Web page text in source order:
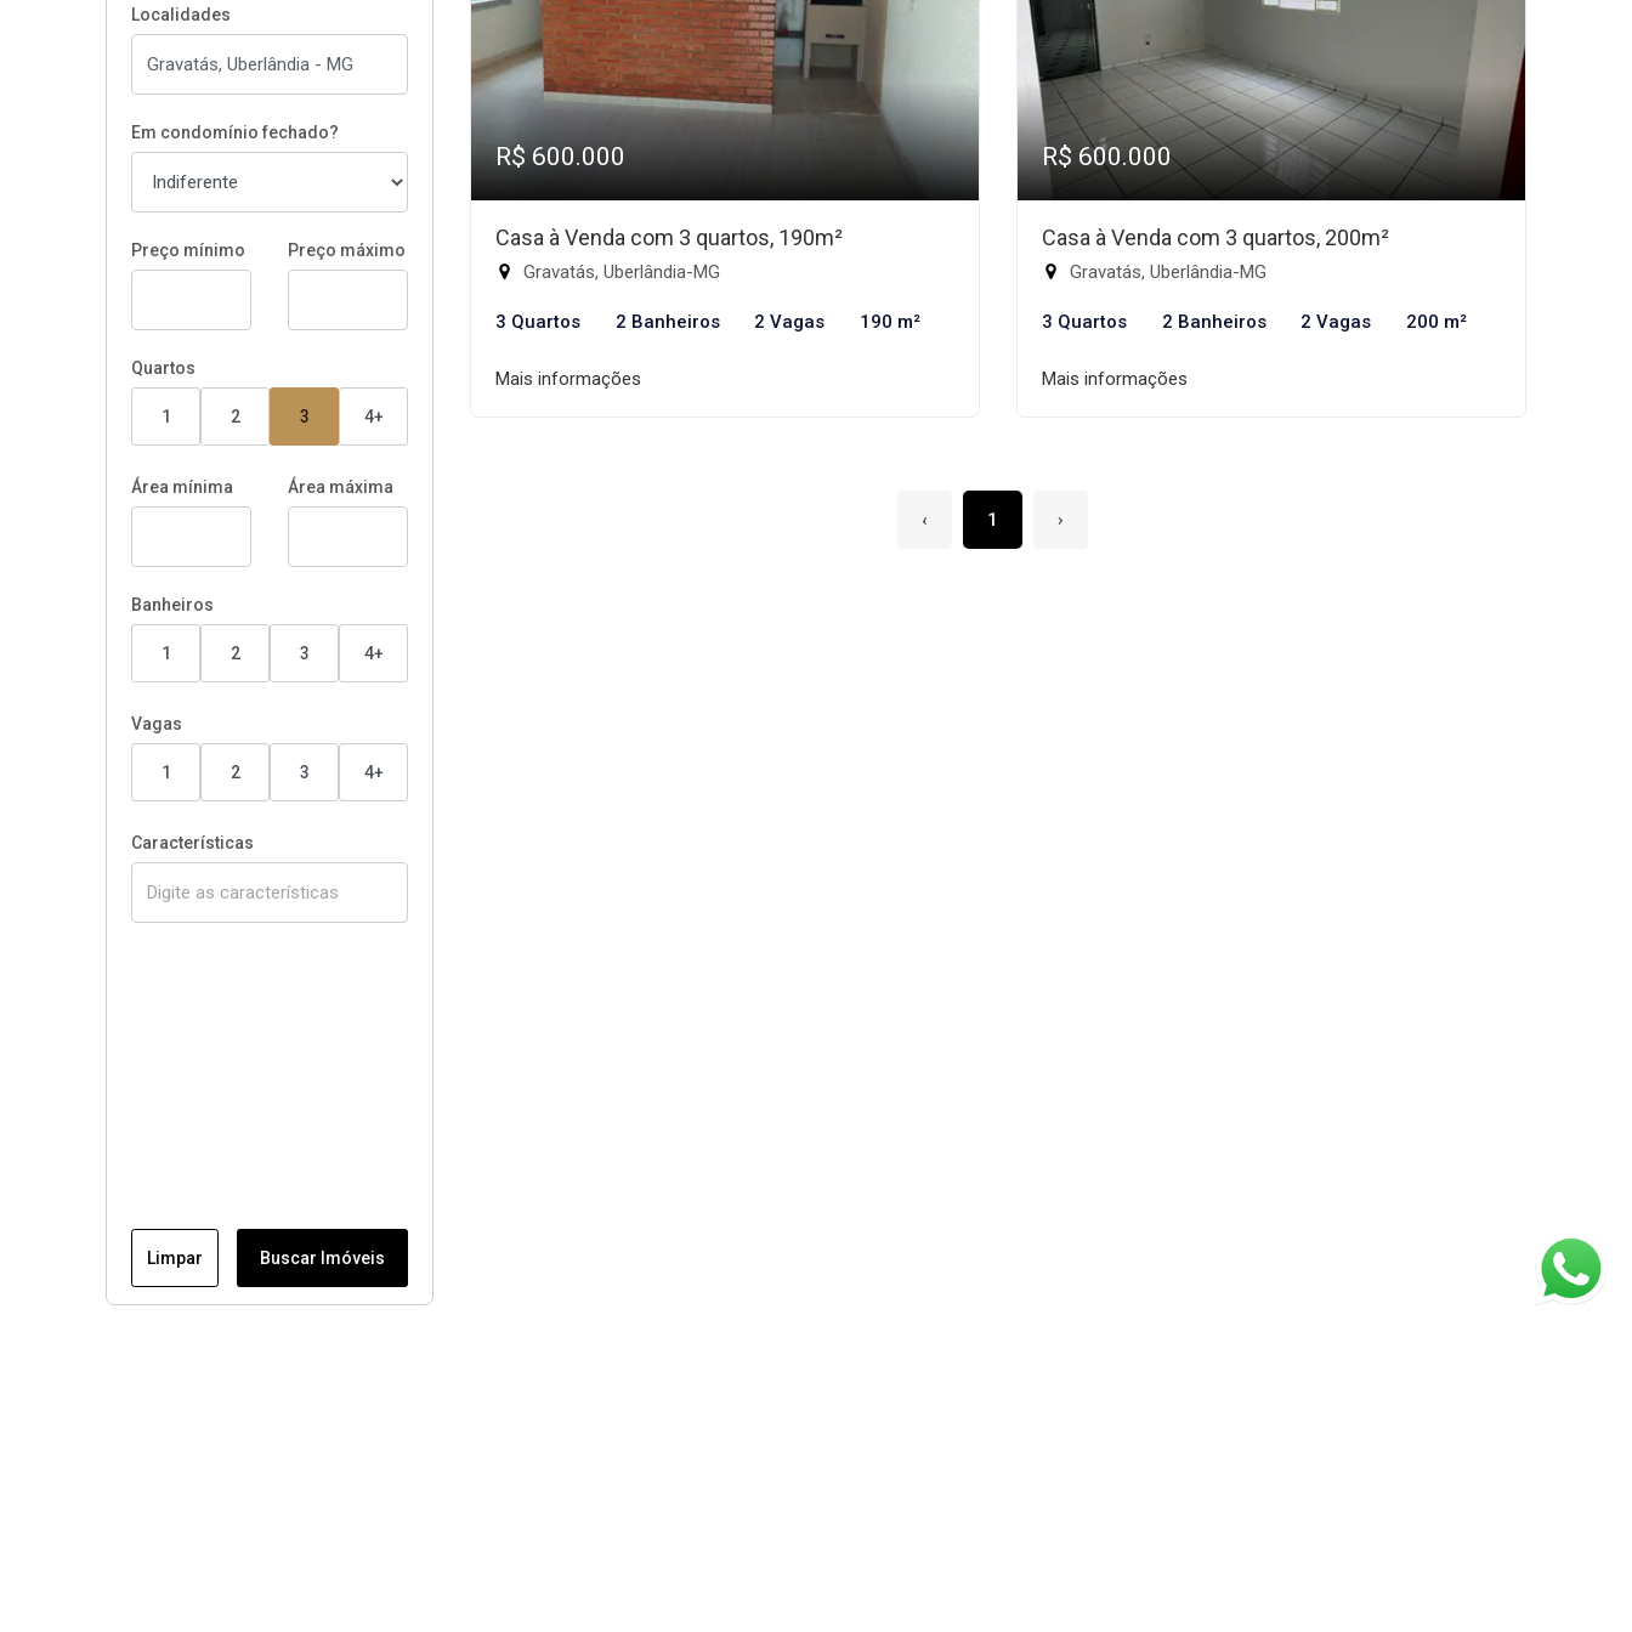
Localidades
Em condomínio fechado?
Preço mínimo Preço máximo
Quartos
1 2 3 4+
Área mínima Área máxima
Banheiros
1 2 3 4+
Vagas
1 2 3 4+
Características
Limpar Buscar Imóveis
R$ 600.000
Casa à Venda com 3 quartos, 190m²
Gravatás, Uberlândia-MG
3 Quartos 2 Banheiros 2 Vagas 190 m²
Mais informações
R$ 600.000
Casa à Venda com 3 quartos, 200m²
Gravatás, Uberlândia-MG
3 Quartos 2 Banheiros 2 Vagas 200 m²
Mais informações
‹ 1 ›